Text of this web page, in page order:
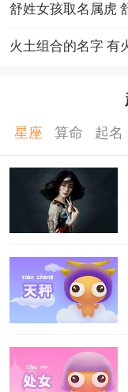
舒姓女孩取名属虎
火土组合的名字 有
星座 算命 起名